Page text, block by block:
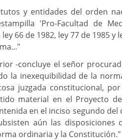
y entidades del orden
'Pro-Facultad de
66 de 1982, ley 77 de 1985 y
-concluye el señor
la inexequibilidad de la
juzgada constitucional,
material en el Proyecto
en el inciso segundo del
aún las disposiciones
ordinaria y la Constitución."